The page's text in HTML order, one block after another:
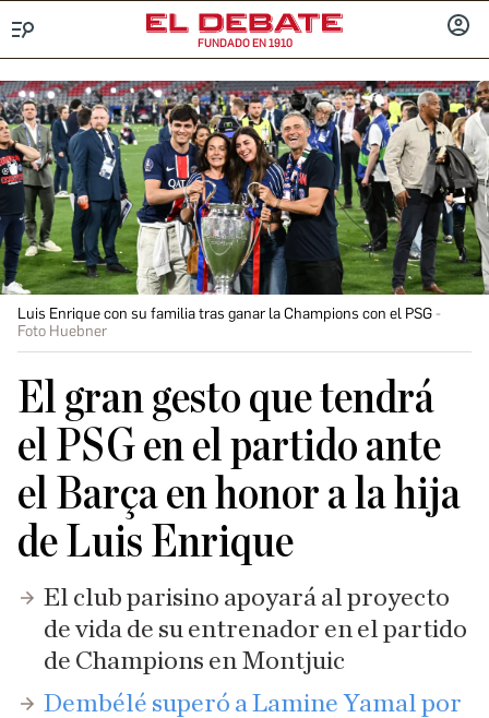
FUNDADO EN 1910
Luis Enrique con su familia tras ganar la Champions con el PSG
Foto Huebner
El gran gesto que tendrá
el PSG en el partido ante
el Barça en honor a la hija
de Luis Enrique
El club parisino apoyará al proyecto
de vida de su entrenador en el partido
de Champions en Montjuic
Dembélé superó a Lamine Yamal por